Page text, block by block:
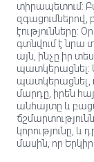
տիրապետում:
զգացումներով,
էությունները:
գտնվում է նրա
այն, ինչը իր
պատկերացնել:
պատկերացնել,
մարդը, իրեն
անհայտը և
կորությունը, և
մասին, որ